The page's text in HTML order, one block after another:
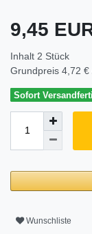
9,45
Inhalt 2 Stück
Grundpreis 4,72 €
Sofort
Wunschliste